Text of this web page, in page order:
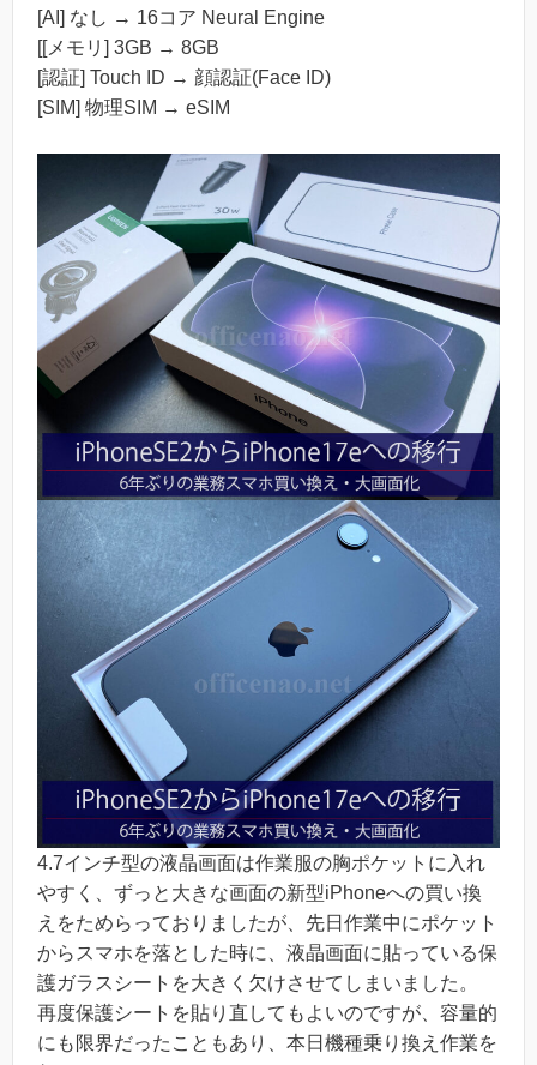
[AI] なし → 16コア Neural Engine
[[メモリ] 3GB → 8GB
[認証] Touch ID → 顔認証(Face ID)
[SIM] 物理SIM → eSIM
4.7インチ型の液晶画面は作業服の胸ポケットに入れ
やすく、ずっと大きな画面の新型iPhoneへの買い換
えをためらっておりましたが、先日作業中にポケット
からスマホを落とした時に、液晶画面に貼っている保
護ガラスシートを大きく欠けさせてしまいました。
再度保護シートを貼り直してもよいのですが、容量的
にも限界だったこともあり、本日機種乗り換え作業を